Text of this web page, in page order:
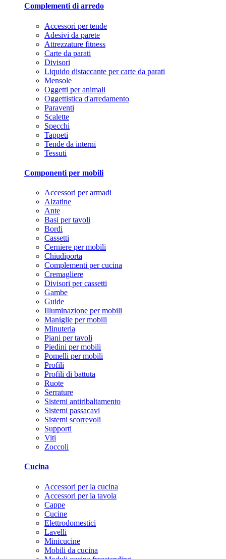
Complementi di arredo
Accessori per tende
Adesivi da parete
Attrezzature fitness
Carte da parati
Divisori
Liquido distaccante per carte da parati
Mensole
Oggetti per animali
Oggettistica d'arredamento
Paraventi
Scalette
Specchi
Tappeti
Tende da interni
Tessuti
Componenti per mobili
Accessori per armadi
Alzatine
Ante
Basi per tavoli
Bordi
Cassetti
Cerniere per mobili
Chiudiporta
Complementi per cucina
Cremagliere
Divisori per cassetti
Gambe
Guide
Illuminazione per mobili
Maniglie per mobili
Minuteria
Piani per tavoli
Piedini per mobili
Pomelli per mobili
Profili
Profili di battuta
Ruote
Serrature
Sistemi antiribaltamento
Sistemi passacavi
Sistemi scorrevoli
Supporti
Viti
Zoccoli
Cucina
Accessori per la cucina
Accessori per la tavola
Cappe
Cucine
Elettrodomestici
Lavelli
Minicucine
Mobili da cucina